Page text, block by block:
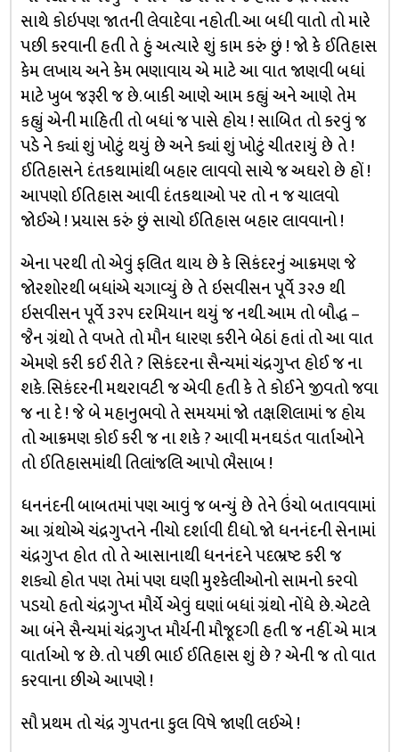
સાથે કોઇપણ જાતની લેવાદેવા નહોતી. આ બધી વાતો તો મારે
પછી કરવાની હતી તે હું અત્યારે શું કામ કરું છું ! જો કે ઈતિહાસ
કેમ લખાય અને કેમ ભણાવાય એ માટે આ વાત જાણવી બધાં
માટે ખુબ જરૂરી જ છે. બાકી આણે આમ કહ્યું અને આણે તેમ
કહ્યું એની માહિતી તો બધાં જ પાસે હોય ! સાબિત તો કરવું જ
પડે ને ક્યાં શું ખોટું થયું છે અને ક્યાં શું ખોટું ચીતરાયું છે તે !
ઈતિહાસને દંતકથામાંથી બહાર લાવવો સાચે જ અઘરો છે હોં !
આપણો ઈતિહાસ આવી દંતકથાઓ પર તો ન જ ચાલવો
જોઈએ ! પ્રયાસ કરું છું સાચો ઈતિહાસ બહાર લાવવાનો !
એના પરથી તો એવું ફલિત થાય છે કે સિકંદરનું આક્રમણ જે
જોરશોરથી બધાંએ ચગાવ્યું છે તે ઇસવીસન પૂર્વે ૩૨૭ થી
ઇસવીસન પૂર્વે ૩૨૫ દરમિયાન થયું જ નથી. આમ તો બૌદ્ધ –
જૈન ગ્રંથો તે વખતે તો મૌન ધારણ કરીને બેઠાં હતાં તો આ વાત
એમણે કરી કઈ રીતે ? સિકંદરના સૈન્યમાં ચંદ્રગુપ્ત હોઈ જ ના
શકે. સિકંદરની મથરાવટી જ એવી હતી કે તે કોઈને જીવતો જવા
જ ના દે ! જે બે મહાનુભવો તે સમયમાં જો તક્ષશિલામાં જ હોય
તો આક્રમણ કોઈ કરી જ ના શકે ? આવી મનઘડંત વાર્તાઓને
તો ઈતિહાસમાંથી તિલાંજલિ આપો ભૈસાબ !
ધનનંદની બાબતમાં પણ આવું જ બન્યું છે તેને ઉંચો બતાવવામાં
આ ગ્રંથોએ ચંદ્રગુપ્તને નીચો દર્શાવી દીધો. જો ધનનંદની સેનામાં
ચંદ્રગુપ્ત હોત તો તે આસાનાથી ધનનંદને પદભ્રષ્ટ કરી જ
શક્યો હોત પણ તેમાં પણ ઘણી મુશ્કેલીઓનો સામનો કરવો
પડયો હતો ચંદ્રગુપ્ત મૌર્યે એવું ઘણાં બધાં ગ્રંથો નોંધે છે. એટલે
આ બંને સૈન્યમાં ચંદ્રગુપ્ત મૌર્યની મૌજૂદગી હતી જ નહીં. એ માત્ર
વાર્તાઓ જ છે. તો પછી ભાઈ ઈતિહાસ શું છે ? એની જ તો વાત
કરવાના છીએ આપણે !
સૌ પ્રથમ તો ચંદ્ર ગુપતના કુલ વિષે જાણી લઈએ !